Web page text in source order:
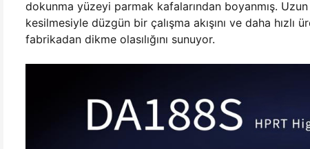
dokunma yüzeyi parmak kafalarından boyanmış.
kesilmesiyle düzgün bir çalışma akışını ve daha
fabrikadan dikme olasılığını sunuyor.